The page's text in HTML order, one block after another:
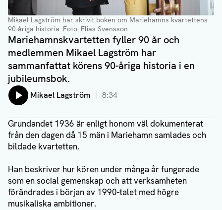
Mikael Lagström har skrivit boken om Mariehamns kvartettens
90-åriga historia. Foto: Elias Svensson
Mariehamnskvartetten fyller 90 år och
medlemmen Mikael Lagström har
sammanfattat körens 90-åriga historia i en
jubileumsbok.
Lyssna på:
Mikael Lagström 8:34
Grundandet 1936 är enligt honom väl dokumenterat
från den dagen då 15 män i Mariehamn samlades och
bildade kvartetten.
Han beskriver hur kören under många år fungerade
som en social gemenskap och att verksamheten
förändrades i början av 1990-talet med högre
musikaliska ambitioner.